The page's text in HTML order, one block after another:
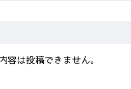
は投稿できません。